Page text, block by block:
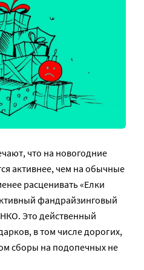
что на новогодние
активнее, чем на обычные
расценивать «Елки
фандрайзинговый
Это действенный
в том числе дорогих,
сборы на подопечных не